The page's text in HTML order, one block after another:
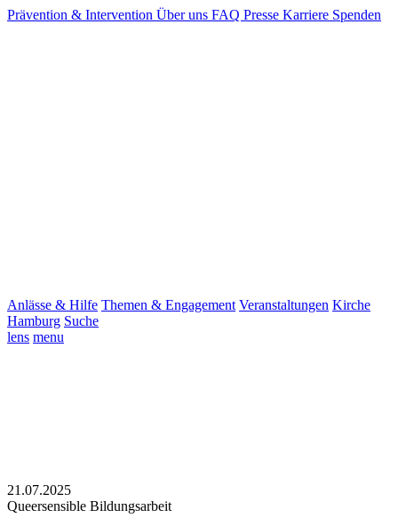
Prävention & Intervention Über uns FAQ Presse Karriere Spenden
Anlässe & Hilfe Themen & Engagement Veranstaltungen Kirche
Hamburg Suche
lens menu
21.07.2025
Queersensible Bildungsarbeit